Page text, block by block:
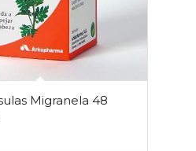
Migranela 48